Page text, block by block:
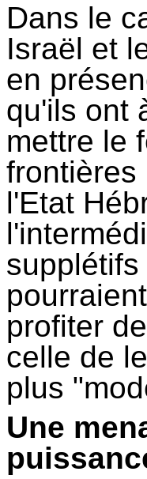
Dans le
Israël et
en
qu'ils ont
mettre le
frontières
l'Etat
profiter
celle de
plus
Une